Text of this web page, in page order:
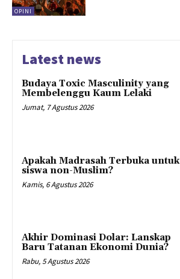
OPINI
Latest news
Budaya Toxic Masculinity yang
Membelenggu Kaum Lelaki
Jumat, 7 Agustus 2026
Apakah Madrasah Terbuka untuk
siswa non-Muslim?
Kamis, 6 Agustus 2026
Akhir Dominasi Dolar: Lanskap
Baru Tatanan Ekonomi Dunia?
Rabu, 5 Agustus 2026